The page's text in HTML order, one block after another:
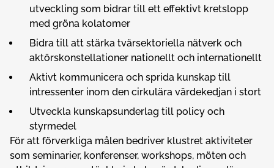
utveckling som bidrar till ett effektivt kretslopp
med gröna kolatomer
Bidra till att stärka tvärsektoriella nätverk och
aktörskonstellationer nationellt och internationellt
Aktivt kommunicera och sprida kunskap till
intressenter inom den cirkulära värdekedjan i stort
Utveckla kunskapsunderlag till policy och
styrmedel
För att förverkliga målen bedriver klustret aktiviteter
som seminarier, konferenser, workshops, möten och